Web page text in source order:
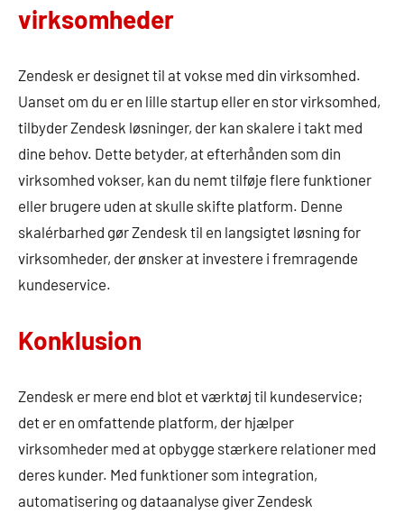
virksomheder
Zendesk er designet til at vokse med din virksomhed.
Uanset om du er en lille startup eller en stor virksomhed,
tilbyder Zendesk løsninger, der kan skalere i takt med
dine behov. Dette betyder, at efterhånden som din
virksomhed vokser, kan du nemt tilføje flere funktioner
eller brugere uden at skulle skifte platform. Denne
skalérbarhed gør Zendesk til en langsigtet løsning for
virksomheder, der ønsker at investere i fremragende
kundeservice.
Konklusion
Zendesk er mere end blot et værktøj til kundeservice;
det er en omfattende platform, der hjælper
virksomheder med at opbygge stærkere relationer med
deres kunder. Med funktioner som integration,
automatisering og dataanalyse giver Zendesk